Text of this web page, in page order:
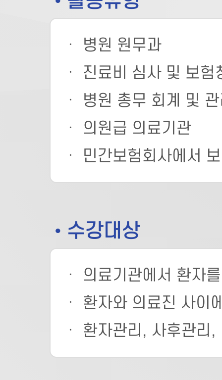
ㆍ 병원 원무과
ㆍ 진료비 심사 및 보험
ㆍ 병원 총무 회계 및
ㆍ 의원급 의료기관
ㆍ 민간보험회사에서
• 수강대상
ㆍ 의료기관에서 환자
ㆍ 환자와 의료진 사이
ㆍ 환자관리, 사후관